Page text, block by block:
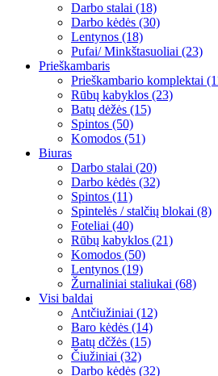
Darbo stalai (18)
Darbo kėdės (30)
Lentynos (18)
Pufai/ Minkštasuoliai (23)
Prieškambaris
Prieškambario komplektai
Rūbų kabyklos (23)
Batų dėžės (15)
Spintos (50)
Komodos (51)
Biuras
Darbo stalai (20)
Darbo kėdės (32)
Spintos (11)
Spintelės / stalčių blokai (8)
Foteliai (40)
Rūbų kabyklos (21)
Komodos (50)
Lentynos (19)
Žurnaliniai staliukai (68)
Visi baldai
Antčiužiniai (12)
Baro kėdės (14)
Batų dčžės (15)
Čiužiniai (32)
Darbo kėdės (32)